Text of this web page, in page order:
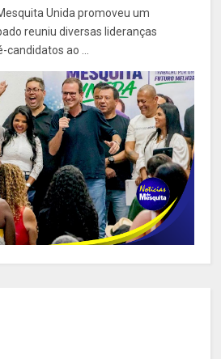
Unida promoveu um
reuniu diversas lideranças
candidatos ao ...